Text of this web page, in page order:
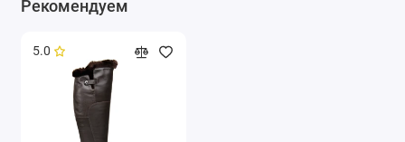
Рекомендуем
5.0